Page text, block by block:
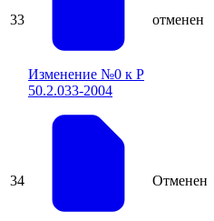
33
Изменение №0 к Р
50.2.033-2004
отменен
34 Отменен